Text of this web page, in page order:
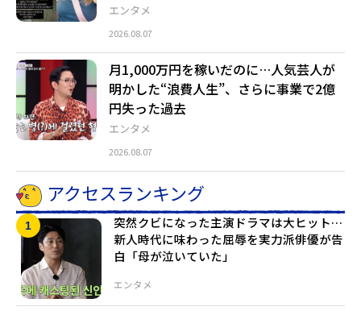
エンタメ
2026.08.07
エンタメ
月1,000万円を稼いだのに…人気芸人が
明かした“浪費人生”、さらに事業で2億
円失った過去
2026.08.07
アクセスランキング
エンタメ
突然クビになった主演ドラマは大ヒット…
新人時代に味わった屈辱を実力派俳優が告
白「母が泣いていた」